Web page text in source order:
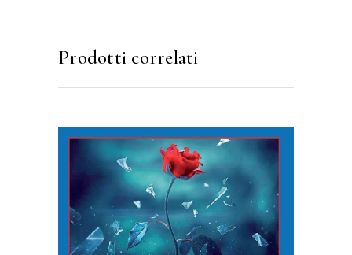
Prodotti correlati